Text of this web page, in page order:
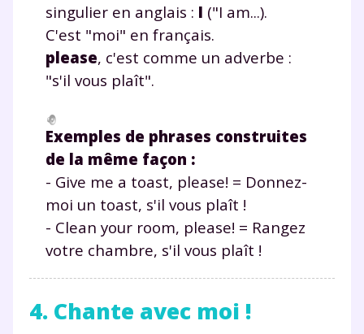
singulier en anglais : I ("I am...).
C'est "moi" en français.
please, c'est comme un adverbe :
"s'il vous plaît".
Exemples de phrases construites
de la même façon :
- Give me a toast, please! = Donnez-
moi un toast, s'il vous plaît !
- Clean your room, please! = Rangez
votre chambre, s'il vous plaît !
4. Chante avec moi !